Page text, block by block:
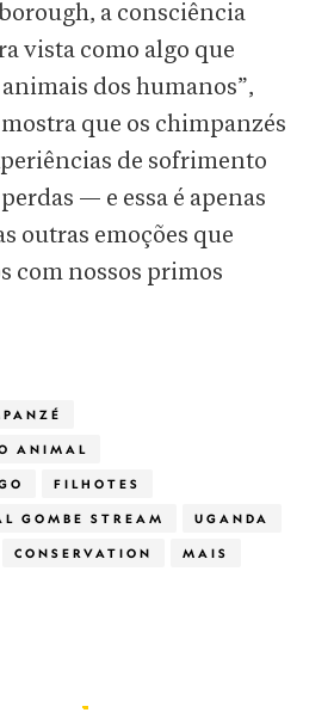
a consciência
vista como algo que
dos humanos”,
que os chimpanzés
de sofrimento
— e essa é apenas
outras emoções que
com nossos primos
ANIMAL
FILHOTES
GOMBE STREAM UGANDA
CONSERVATION MAIS